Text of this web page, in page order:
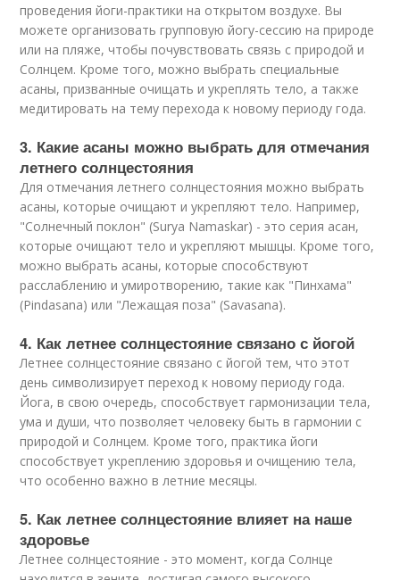
проведения йоги-практики на открытом воздухе. Вы
можете организовать групповую йогу-сессию на природе
или на пляже, чтобы почувствовать связь с природой и
Солнцем. Кроме того, можно выбрать специальные
асаны, призванные очищать и укреплять тело, а также
медитировать на тему перехода к новому периоду года.
3. Какие асаны можно выбрать для отмечания
летнего солнцестояния
Для отмечания летнего солнцестояния можно выбрать
асаны, которые очищают и укрепляют тело. Например,
"Солнечный поклон" (Surya Namaskar) - это серия асан,
которые очищают тело и укрепляют мышцы. Кроме того,
можно выбрать асаны, которые способствуют
расслаблению и умиротворению, такие как "Пинхама"
(Pindasana) или "Лежащая поза" (Savasana).
4. Как летнее солнцестояние связано с йогой
Летнее солнцестояние связано с йогой тем, что этот
день символизирует переход к новому периоду года.
Йога, в свою очередь, способствует гармонизации тела,
ума и души, что позволяет человеку быть в гармонии с
природой и Солнцем. Кроме того, практика йоги
способствует укреплению здоровья и очищению тела,
что особенно важно в летние месяцы.
5. Как летнее солнцестояние влияет на наше
здоровье
Летнее солнцестояние - это момент, когда Солнце